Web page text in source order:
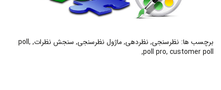
برچسب ها: نظرسنجی, نظردهی,ماژول نظرسنجی, سنجش نظرات,
poll,
poll pro, customer poll
,